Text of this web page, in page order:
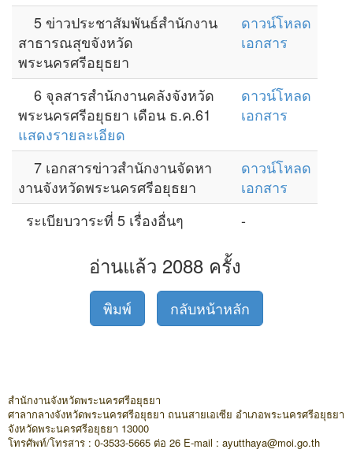
5 ข่าวประชาสัมพันธ์สำนักงาน
สาธารณสุขจังหวัด
พระนครศรีอยุธยา
ดาวน์โหลด
เอกสาร
6 จุลสารสำนักงานคลังจังหวัด
พระนครศรีอยุธยา เดือน ธ.ค.61
แสดงรายละเอียด
ดาวน์โหลด
เอกสาร
7 เอกสารข่าวสำนักงานจัดหา
งานจังหวัดพระนครศรีอยุธยา
ดาวน์โหลด
เอกสาร
ระเบียบวาระที่ 5 เรื่องอื่นๆ
-
อ่านแล้ว 2088 ครั้ง
พิมพ์ กลับหน้าหลัก
สำนักงานจังหวัดพระนครศรีอยุธยา
ศาลากลางจังหวัดพระนครศรีอยุธยา ถนนสายเอเซีย อำเภอพระนครศรีอยุธยา
จังหวัดพระนครศรีอยุธยา 13000
โทรศัพท์/โทรสาร : 0-3533-5665 ต่อ 26 E-mail : ayutthaya@moi.go.th